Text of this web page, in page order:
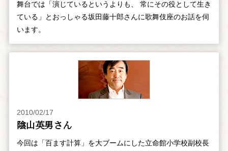
舞台では「演じているというよりも、 常にその役として生き
ている」とおっしゃる坂田藤十郎さんに歌舞伎座のお話を伺
います。
2010/02/17
陰山英男さん
今回は「百ます計算」を大ブームにした立命館小学校副校長